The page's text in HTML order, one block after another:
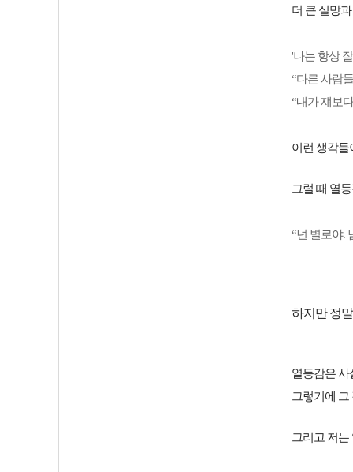
더 큰 실망
'나는 항상
“다른 사람
“내가 쟤보
이런 생각들
그럴 때 열
“넌 별로야.
하지만 정
열등감은 사
그렇기에 그
그리고 저